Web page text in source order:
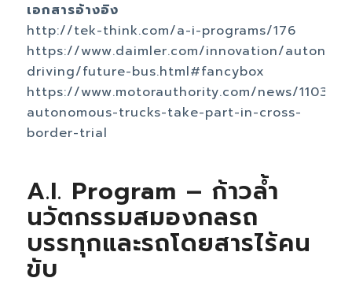
เอกสารอ้างอิง
http://tek-think.com/a-i-programs/176
https://www.daimler.com/innovation/
driving/future-bus.html#fancybox
https://www.motorauthority.com/news/
autonomous-trucks-take-part-in-cross-
border-trial
A.I. Program – ก้าวล้ำ
นวัตกรรมสมองกลรถ
บรรทุกและรถโดยสารไร้คน
ขับ